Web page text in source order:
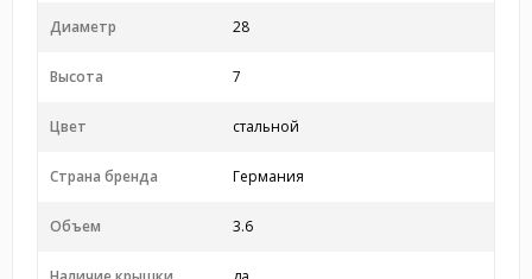
Диаметр 28
Высота 7
Цвет стальной
Страна бренда Германия
Объем 3.6